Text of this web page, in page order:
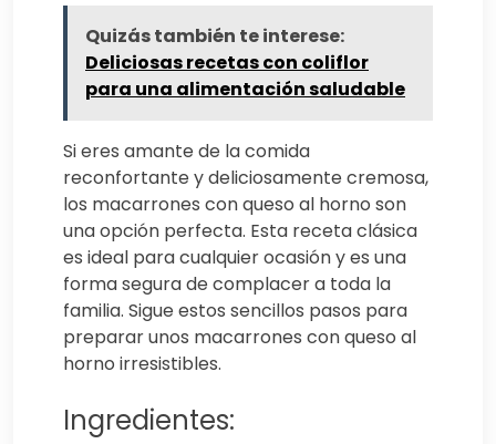
Quizás también te interese:
Deliciosas recetas con coliflor
para una alimentación saludable
Si eres amante de la comida
reconfortante y deliciosamente cremosa,
los macarrones con queso al horno son
una opción perfecta. Esta receta clásica
es ideal para cualquier ocasión y es una
forma segura de complacer a toda la
familia. Sigue estos sencillos pasos para
preparar unos macarrones con queso al
horno irresistibles.
Ingredientes: